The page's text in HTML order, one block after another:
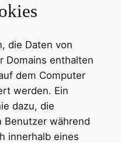
die Daten von
Domains enthalten
dem Computer
werden. Ein
dazu, die
Benutzer während
innerhalb eines